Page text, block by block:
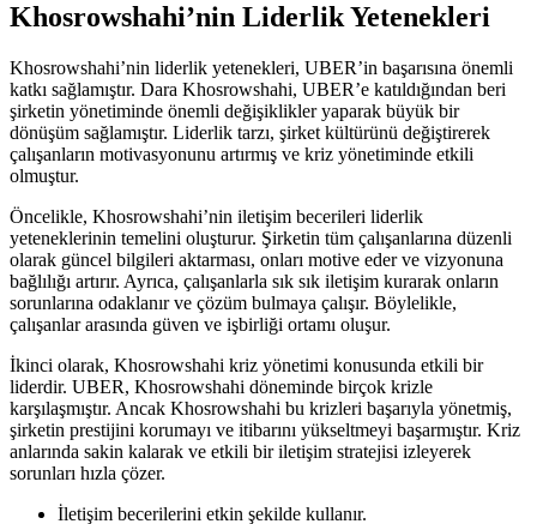
Khosrowshahi’nin Liderlik Yetenekleri
Khosrowshahi’nin liderlik yetenekleri, UBER’in başarısına önemli
katkı sağlamıştır. Dara Khosrowshahi, UBER’e katıldığından beri
şirketin yönetiminde önemli değişiklikler yaparak büyük bir
dönüşüm sağlamıştır. Liderlik tarzı, şirket kültürünü değiştirerek
çalışanların motivasyonunu artırmış ve kriz yönetiminde etkili
olmuştur.
Öncelikle, Khosrowshahi’nin iletişim becerileri liderlik
yeteneklerinin temelini oluşturur. Şirketin tüm çalışanlarına düzenli
olarak güncel bilgileri aktarması, onları motive eder ve vizyonuna
bağlılığı artırır. Ayrıca, çalışanlarla sık sık iletişim kurarak onların
sorunlarına odaklanır ve çözüm bulmaya çalışır. Böylelikle,
çalışanlar arasında güven ve işbirliği ortamı oluşur.
İkinci olarak, Khosrowshahi kriz yönetimi konusunda etkili bir
liderdir. UBER, Khosrowshahi döneminde birçok krizle
karşılaşmıştır. Ancak Khosrowshahi bu krizleri başarıyla yönetmiş,
şirketin prestijini korumayı ve itibarını yükseltmeyi başarmıştır. Kriz
anlarında sakin kalarak ve etkili bir iletişim stratejisi izleyerek
sorunları hızla çözer.
İletişim becerilerini etkin şekilde kullanır.